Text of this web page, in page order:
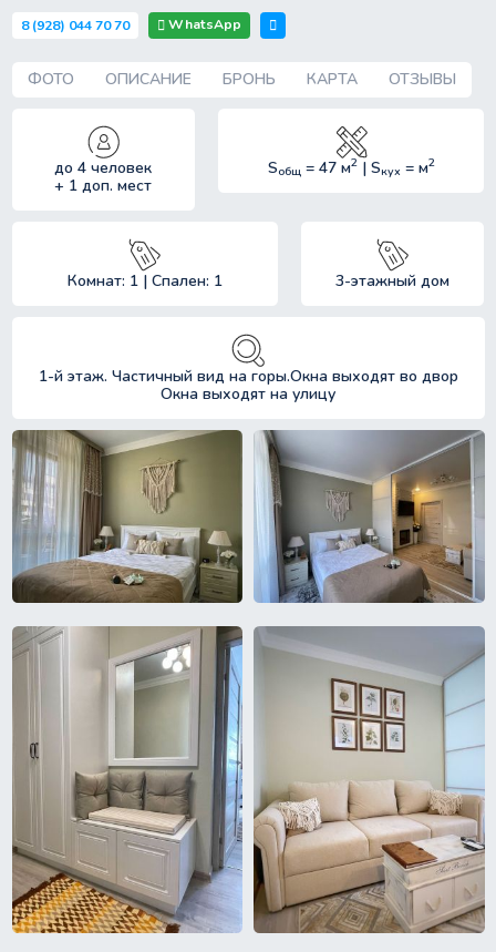
8 (928) 044 70 70 WhatsApp
ФОТО ОПИСАНИЕ БРОНЬ КАРТА ОТЗЫВЫ
до 4 человек
+ 1 доп. мест
Sобщ = 47 м2| Sкух = м2
Комнат: 1 | Спален: 1 3-этажный дом
1-й этаж. Частичный вид на горы.Окна выходят во двор
Окна выходят на улицу